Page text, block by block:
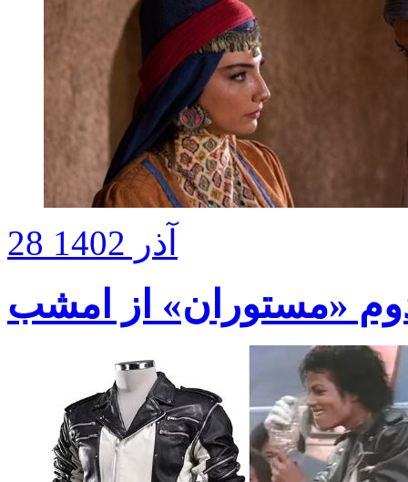
28 آذر 1402
«مستوران» از امشب